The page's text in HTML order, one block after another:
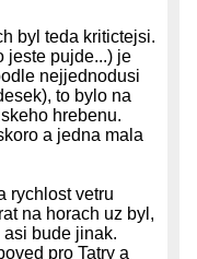
byl teda kritictejsi.
jeste pujde...) je
nejjednodusi
to bylo na
hrebenu.
a jedna mala
rychlost vetru
na horach uz byl,
bude jinak.
pro Tatry a